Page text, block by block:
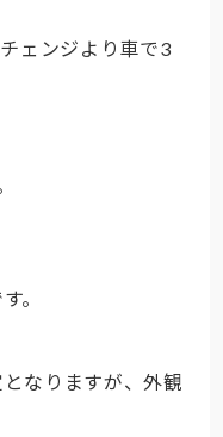
ェンジより車で3
。
なりますが、外観